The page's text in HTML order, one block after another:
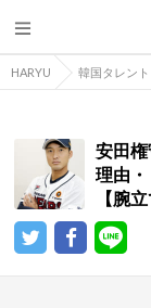
HARYU 韓国タレント
安田
理由
【腕